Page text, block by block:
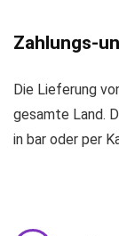
Zahlungs-
Die Lieferung
gesamte Land.
in bar oder per